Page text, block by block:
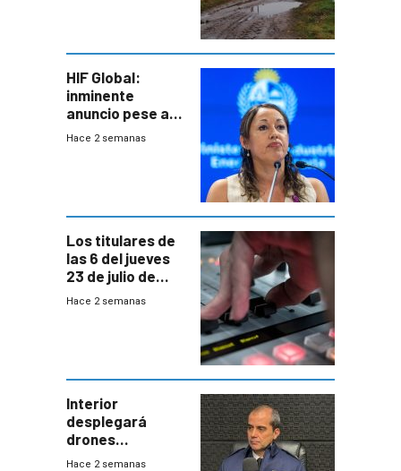
HIF Global:
inminente
anuncio pese a
declaración de
gobierno
Hace 2 semanas
Los titulares de
las 6 del jueves
23 de julio de
2026
Hace 2 semanas
Interior
desplegará
drones
autónomos para
Hace 2 semanas